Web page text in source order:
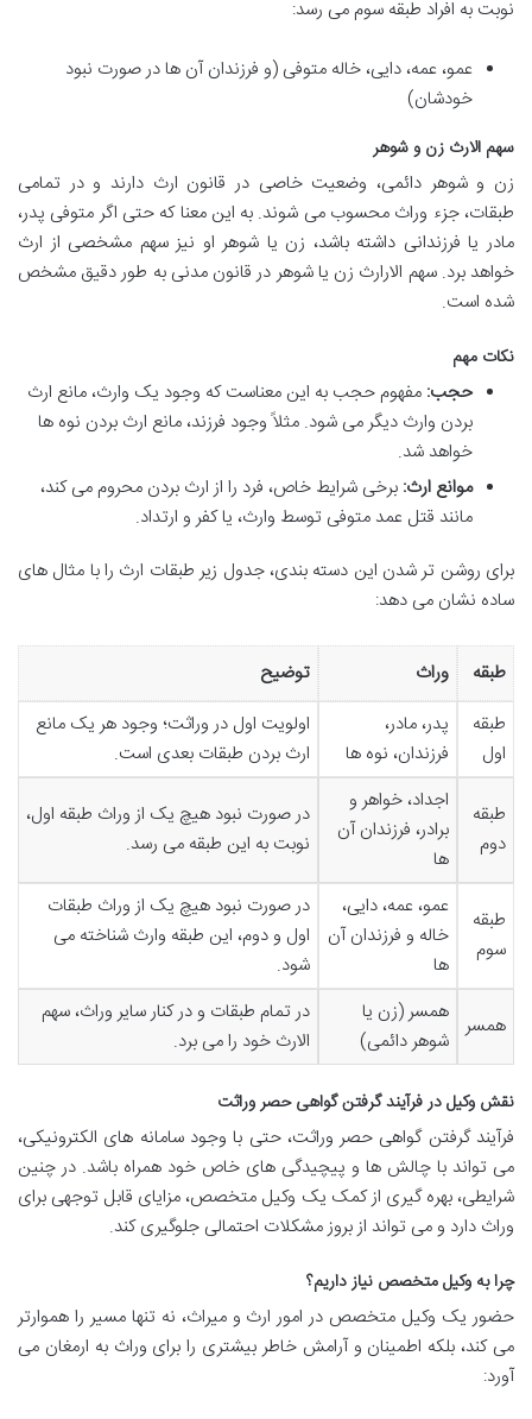
نوبت به افراد طبقه سوم می رسد:
عمو، عمه، دایی، خاله متوفی (و فرزندان آن ها در صورت نبود
خودشان)
سهم الارث زن و شوهر
زن و شوهر دائمی، وضعیت خاصی در قانون ارث دارند و در تمامی
طبقات، جزء وراث محسوب می شوند. به این معنا که حتی اگر متوفی پدر،
مادر یا فرزندانی داشته باشد، زن یا شوهر او نیز سهم مشخصی از ارث
خواهد برد. سهم الارارث زن یا شوهر در قانون مدنی به طور دقیق مشخص
شده است.
نکات مهم
حجب: مفهوم حجب به این معناست که وجود یک وارث، مانع ارث
بردن وارث دیگر می شود. مثلاً وجود فرزند، مانع ارث بردن نوه ها
خواهد شد.
موانع ارث: برخی شرایط خاص، فرد را از ارث بردن محروم می کند،
مانند قتل عمد متوفی توسط وارث، یا کفر و ارتداد.
برای روشن تر شدن این دسته بندی، جدول زیر طبقات ارث را با مثال های
ساده نشان می دهد:
طبقه وراث
توضیح
طبقه
اول
پدر، مادر،
فرزندان، نوه ها
اولویت اول در وراثت؛ وجود هر یک مانع
ارث بردن طبقات بعدی است.
طبقه
دوم
اجداد، خواهر و
برادر، فرزندان آن
ها
در صورت نبود هیچ یک از وراث طبقه اول،
نوبت به این طبقه می رسد.
طبقه
سوم
عمو، عمه، دایی،
خاله و فرزندان آن
ها
در صورت نبود هیچ یک از وراث طبقات
اول و دوم، این طبقه وارث شناخته می
شود.
همسر همسر (زن یا
شوهر دائمی)
در تمام طبقات و در کنار سایر وراث، سهم
الارث خود را می برد.
نقش وکیل در فرآیند گرفتن گواهی حصر وراثت
فرآیند گرفتن گواهی حصر وراثت، حتی با وجود سامانه های الکترونیکی،
می تواند با چالش ها و پیچیدگی های خاص خود همراه باشد. در چنین
شرایطی، بهره گیری از کمک یک وکیل متخصص، مزایای قابل توجهی برای
وراث دارد و می تواند از بروز مشکلات احتمالی جلوگیری کند.
چرا به وکیل متخصص نیاز داریم؟
حضور یک وکیل متخصص در امور ارث و میراث، نه تنها مسیر را هموارتر
می کند، بلکه اطمینان و آرامش خاطر بیشتری را برای وراث به ارمغان می
آورد: